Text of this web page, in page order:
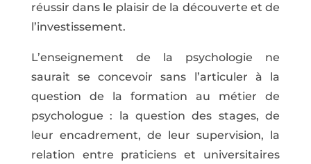
réussir dans le plaisir de la découverte et de
l’investissement.
L’enseignement de la psychologie ne
saurait se concevoir sans l’articuler à la
question de la formation au métier de
psychologue : la question des stages, de
leur encadrement, de leur supervision, la
relation entre praticiens et universitaires